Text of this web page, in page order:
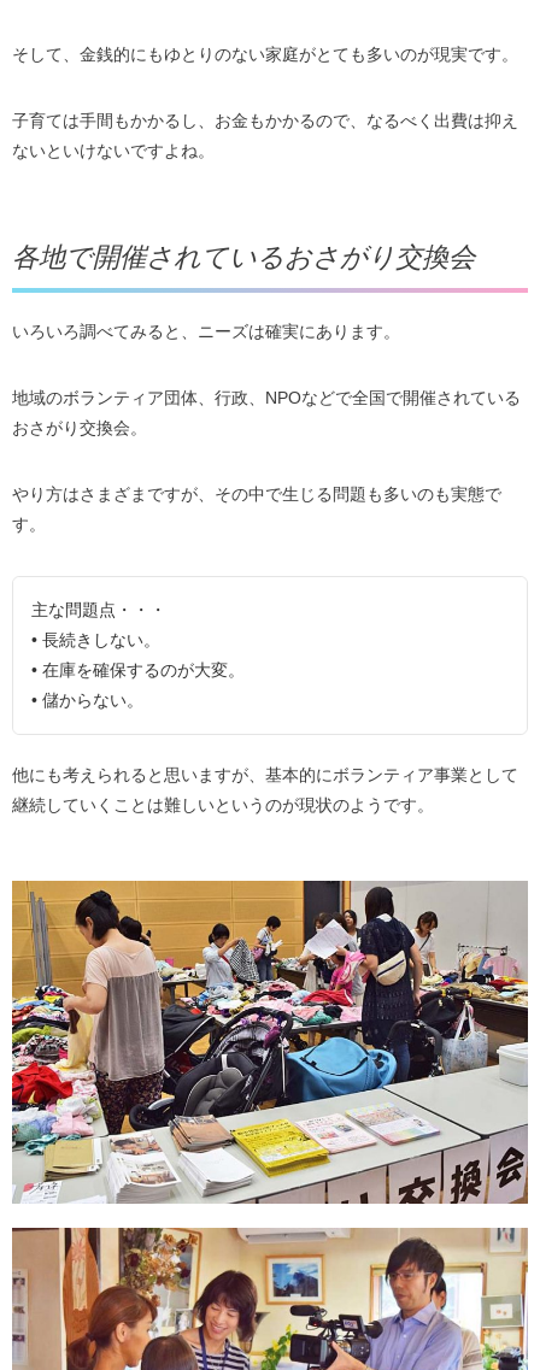
そして、金銭的にもゆとりのない家庭がとても多いのが現実です。
子育ては手間もかかるし、お金もかかるので、なるべく出費は抑え
ないといけないですよね。
各地で開催されているおさがり交換会
いろいろ調べてみると、ニーズは確実にあります。
地域のボランティア団体、行政、NPOなどで全国で開催されている
おさがり交換会。
やり方はさまざまですが、その中で生じる問題も多いのも実態で
す。
主な問題点・・・
• 長続きしない。
• 在庫を確保するのが大変。
• 儲からない。
他にも考えられると思いますが、基本的にボランティア事業として
継続していくことは難しいというのが現状のようです。